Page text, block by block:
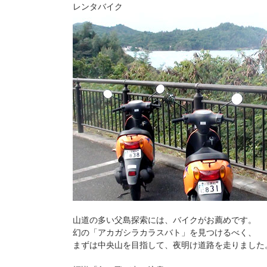
レンタバイク
山道の多い父島探索には、バイクがお薦めです。
幻の「アカガシラカラスバト」を見つけるべく、
まずは中央山を目指して、夜明け道路を走りました